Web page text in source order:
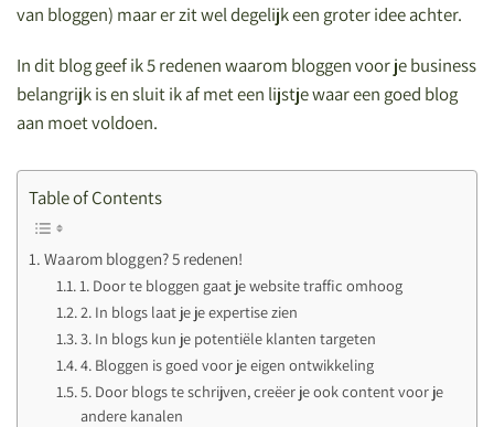
van bloggen) maar er zit wel degelijk een groter idee achter.
In dit blog geef ik 5 redenen waarom bloggen voor je business
belangrijk is en sluit ik af met een lijstje waar een goed blog
aan moet voldoen.
Table of Contents
Waarom bloggen? 5 redenen!
1. Door te bloggen gaat je website traffic omhoog
2. In blogs laat je je expertise zien
3. In blogs kun je potentiële klanten targeten
4. Bloggen is goed voor je eigen ontwikkeling
5. Door blogs te schrijven, creëer je ook content voor je
andere kanalen